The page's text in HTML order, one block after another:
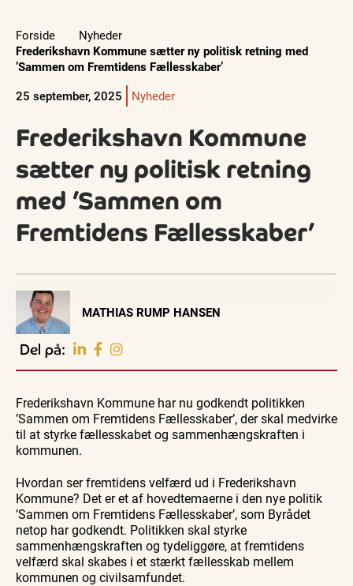
Forside
Nyheder
Frederikshavn Kommune sætter ny politisk retning med
’Sammen om Fremtidens Fællesskaber’
25 september, 2025
Nyheder
Frederikshavn Kommune
sætter ny politisk retning
med ’Sammen om
Fremtidens Fællesskaber’
Visit Vendsyssel
EVENTKALENDER
Oplev events i
Vendsyssel
natur og lokale events.
Se events
Guidede ture
Skagen
med
Bedford
bussen
8. aug.
Guidede ture
Skagen
med
Bedford
bussen
8. aug.
Familie
søsiden
8. aug.
MATHIAS RUMP HANSEN
Del på:
Frederikshavn Kommune har nu godkendt politikken
’Sammen om Fremtidens Fællesskaber’, der skal medvirke
til at styrke fællesskabet og sammenhængskraften i
kommunen.
Hvordan ser fremtidens velfærd ud i Frederikshavn
Kommune? Det er et af hovedtemaerne i den nye politik
’Sammen om Fremtidens Fællesskaber’, som Byrådet
netop har godkendt. Politikken skal styrke
sammenhængskraften og tydeliggøre, at fremtidens
velfærd skal skabes i et stærkt fællesskab mellem
kommunen og civilsamfundet.